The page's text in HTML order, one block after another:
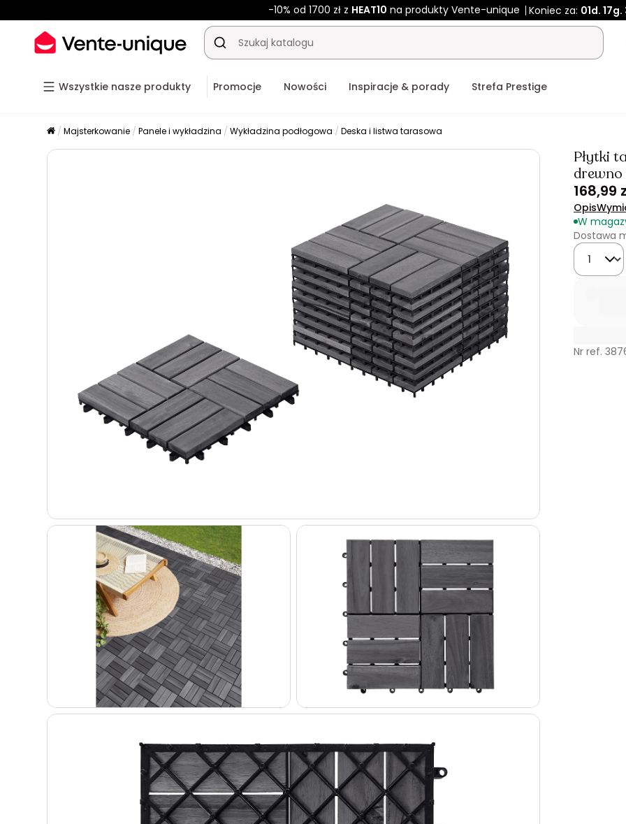
-10% od 1700 zł z HEAT10 na produkty Vente-unique Koniec za: 01d. 17g.
Wszystkie nasze produkty Promocje Nowości Inspiracje & porady Strefa Prestige
Majsterkowanie Panele i wykładzina Wykładzina podłogowa Deska i listwa tarasowa
Płytki
168,99
Opis
W
Dostawa
Ilość
Nr ref.